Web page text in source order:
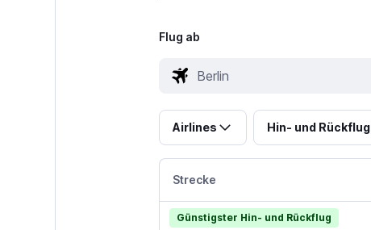
Flug ab
Airlines Hin- und Rückflug
Strecke
Günstigster Hin- und Rückflug